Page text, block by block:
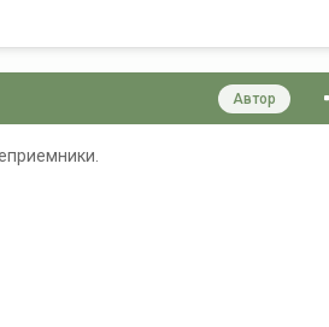
Автор